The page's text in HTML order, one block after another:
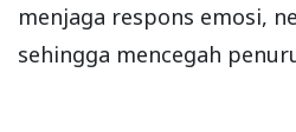
menjaga respons emosi,
sehingga mencegah